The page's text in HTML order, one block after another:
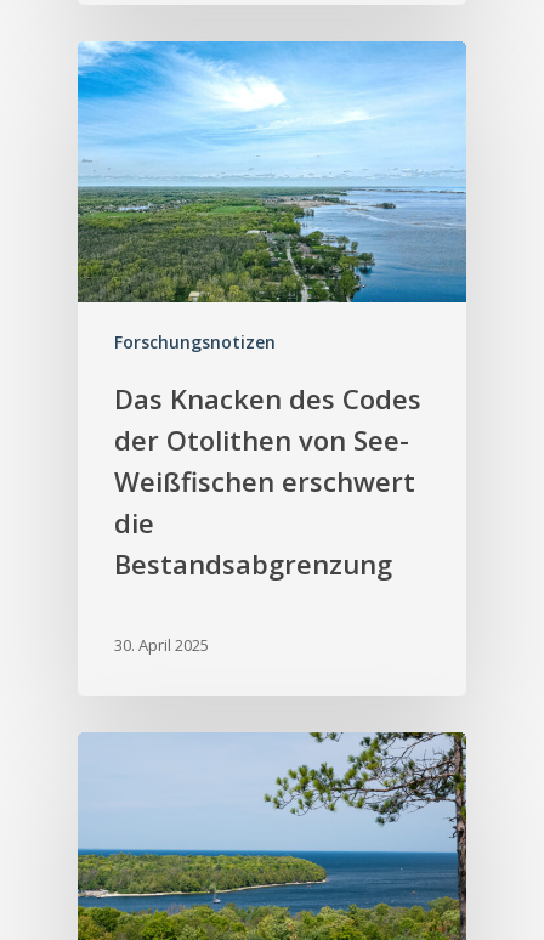
Forschungsnotizen
Das Knacken des Codes
der Otolithen von See-
Weißfischen erschwert
die
Bestandsabgrenzung
30. April 2025